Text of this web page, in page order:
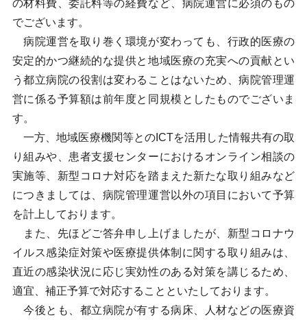
の材料費、委託料等の経費など、病院運営に必須のもの
でございます。
病院運営を取り巻く環境が変わっても、行政的医療の
安定的かつ継続的な提供と地域医療の充実への貢献とい
う都立病院の役割は変わることはないため、病院管理運
営に係る予算額は前年度と同規模としたものでございま
す。
一方、地域医療機関等とのICTを活用した情報共有の取
り組みや、患者支援センターにおけるオンライン相談の
実施等、新型コロナ対応を踏まえた新たな取り組みなど
につきましては、病院管理運営以外の項目において予算
を計上しております。
また、先ほどご答弁申し上げましたが、新型コロナウ
イルス感染症対策や医療提供体制に関する取り組みは、
直近の感染状況に応じ実効性のある対策を講じるため、
適宜、補正予算で対応することといたしております。
今後とも、都立病院が有する病床、人材などの医療資